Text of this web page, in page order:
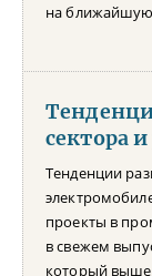
на ближайшую
сектора
Тенденции
проекты в
в свежем
который